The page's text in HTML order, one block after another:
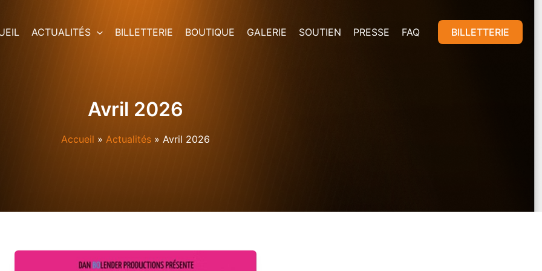
ACTUALITÉS BILLETTERIE BOUTIQUE GALERIE SOUTIEN PRESSE FAQ BILLETTERIE
Avril 2026
Accueil Actualités Avril 2026